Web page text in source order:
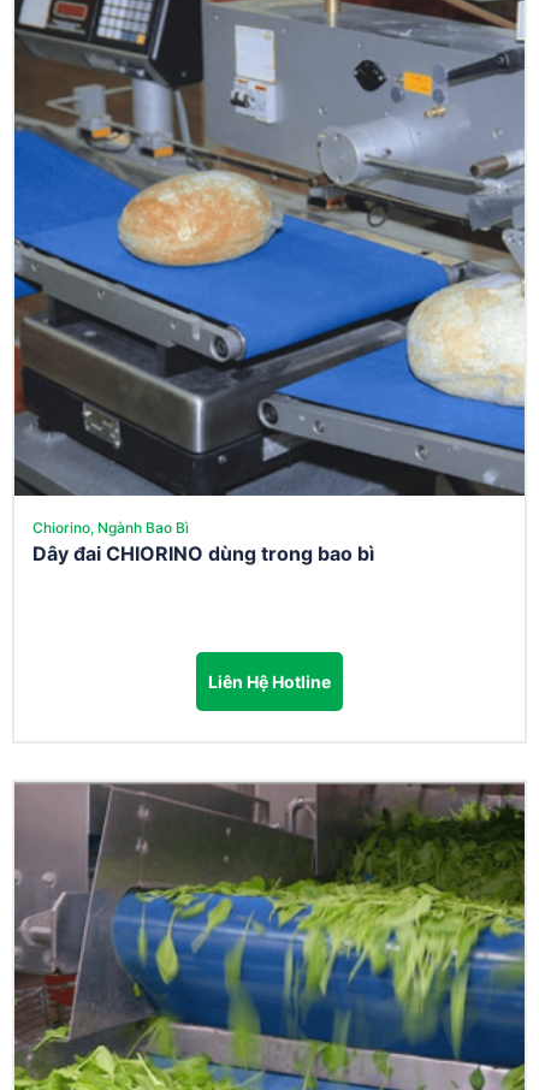
Chiorino, Ngành Bao Bì
Dây đai CHIORINO dùng trong bao bì
Liên Hệ Hotline